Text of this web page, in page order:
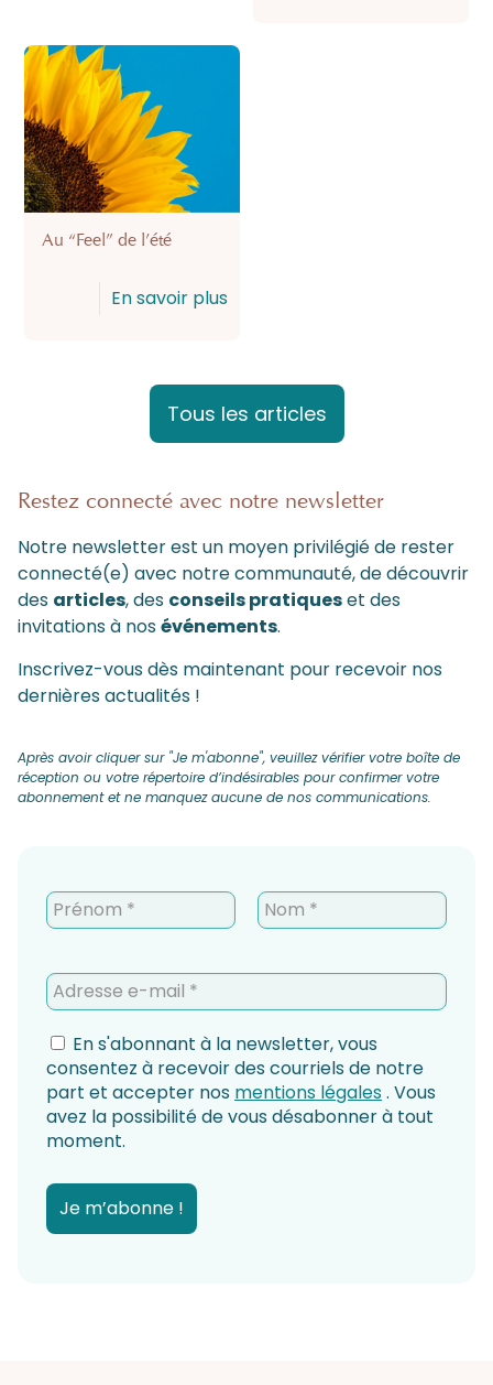
Au “Feel” de l’été
En savoir plus
Tous les articles
Restez connecté avec notre newsletter
Notre newsletter est un moyen privilégié de rester
connecté(e) avec notre communauté, de découvrir
des articles, des conseils pratiqueset des
invitations à nosévénements.
Inscrivez-vous dès maintenant pour recevoir nos
dernières actualités !
Après avoir cliquer sur "Je m'abonne", veuillez vérifier votre boîte de
réception ou votre répertoire d’indésirables pour confirmer votre
abonnement et ne manquez aucune de nos communications.
En s'abonnant à la newsletter, vous
consentez à recevoir des courriels de notre
part et accepter nos mentions légales. Vous
avez la possibilité de vous désabonner à tout
moment.